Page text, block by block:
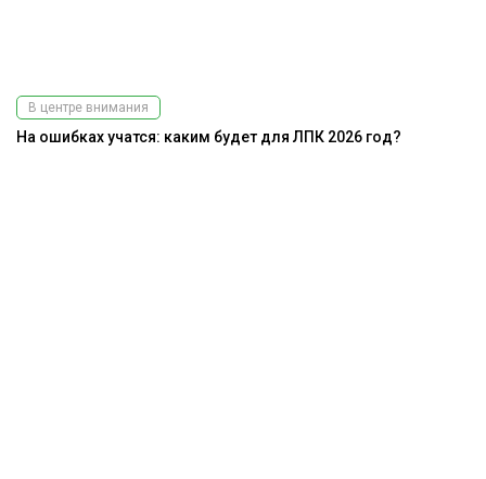
В центре внимания
На ошибках учатся: каким будет для ЛПК 2026 год?